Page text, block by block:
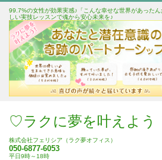
99.7%の女性が効果実感♪「こんな幸せな世界があった
しい実技レッスンで魂から安心未来を♪
♡ラクに夢を叶えよ
株式会社フェリシア（ラク夢オフィス）
050-6877-6053
平日9時～18時